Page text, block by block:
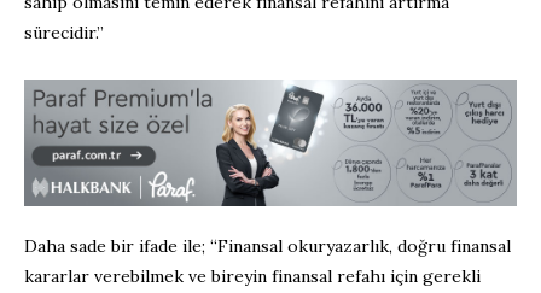
sürecidir.”
Daha sade bir ifade ile; “Finansal okuryazarlık, doğru finansal
kararlar verebilmek ve bireyin finansal refahı için gerekli